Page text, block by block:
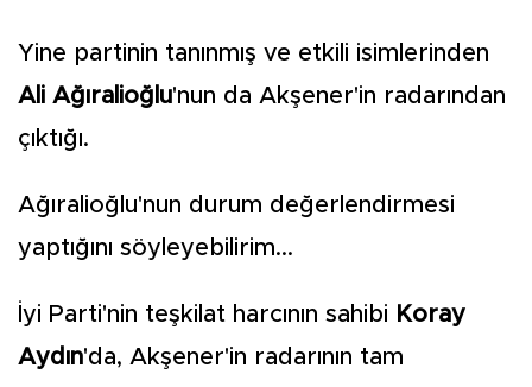
Yine partinin tanınmış ve etkili isimlerinden
Ali Ağıralioğlu'nun da Akşener'in radarından
çıktığı.
Ağıralioğlu'nun durum değerlendirmesi
yaptığını söyleyebilirim...
İyi Parti'nin teşkilat harcının sahibi Koray
Aydın'da, Akşener'in radarının tam